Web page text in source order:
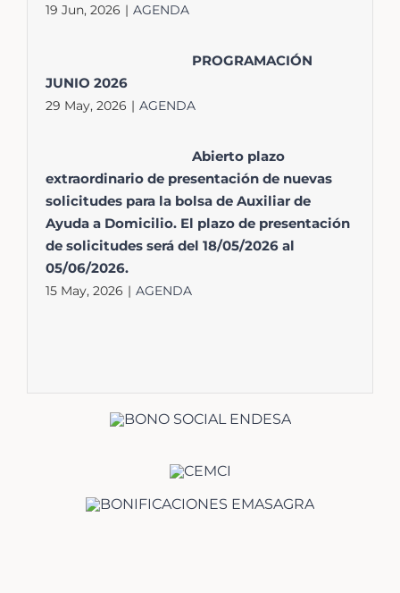
19 Jun, 2026 | AGENDA
PROGRAMACIÓN
JUNIO 2026
29 May, 2026 | AGENDA
Abierto plazo
extraordinario de presentación de nuevas
solicitudes para la bolsa de Auxiliar de
Ayuda a Domicilio. El plazo de presentación
de solicitudes será del 18/05/2026 al
05/06/2026.
15 May, 2026 | AGENDA